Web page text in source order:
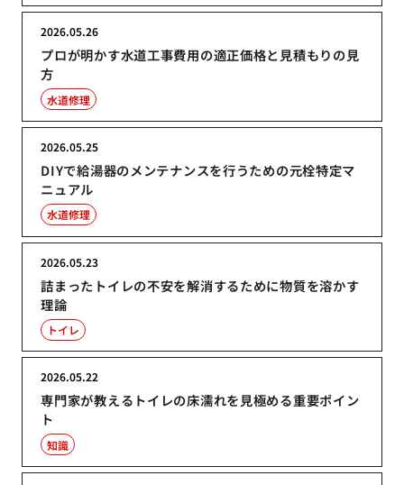
プロが明かす水道工事費用の適正価格と見積もりの見
方
2026.05.26
水道修理
DIYで給湯器のメンテナンスを行うための元栓特定マ
ニュアル
2026.05.25
水道修理
詰まったトイレの不安を解消するために物質を溶かす
理論
2026.05.23
トイレ
専門家が教えるトイレの床濡れを見極める重要ポイン
ト
2026.05.22
知識